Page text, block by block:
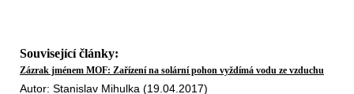
Související články:
Zázrak jménem MOF: Zařízení na solární pohon vyždímá vodu ze vzduchu
Autor: Stanislav Mihulka (19.04.2017)